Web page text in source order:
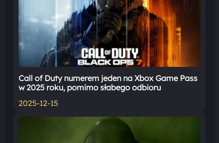
Call of Duty numerem jeden na Xbox Game Pass
w 2025 roku, pomimo słabego odbioru
2025-12-15